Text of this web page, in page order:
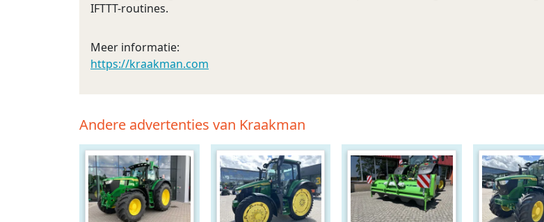
IFTTT-routines.
Meer informatie:
https://kraakman.com
Andere advertenties van Kraakman